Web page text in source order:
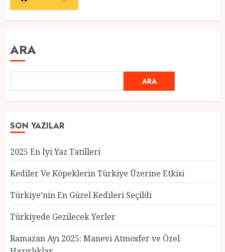
ARA
ARA
SON YAZILAR
2025 En İyi Yaz Tatilleri
Kediler Ve Köpeklerin Türkiye Üzerine Etkisi
Türkiye’nin En Güzel Kedileri Seçildi
Türkiyede Gezilecek Yerler
Ramazan Ayı 2025: Manevi Atmosfer ve Özel
Türkiye’nin En Güzel Kedileri
Seçildi
12 MART 2025